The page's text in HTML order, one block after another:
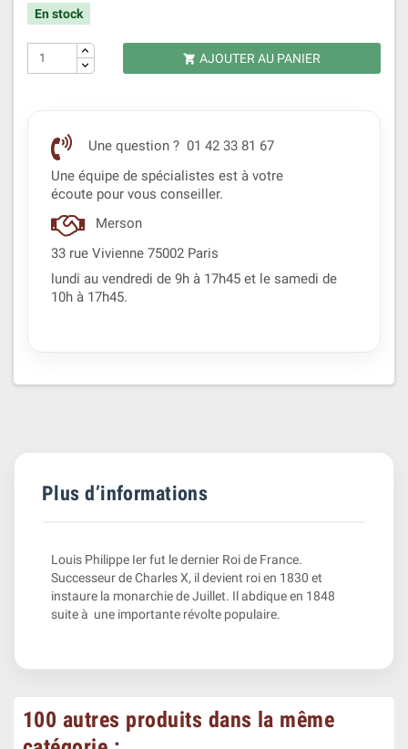
En stock
 AJOUTER AU PANIER
Une question ? 01 42 33 81 67
Une équipe de spécialistes est à votre
écoute pour vous conseiller.
Merson
33 rue Vivienne 75002 Paris
lundi au vendredi de 9h à 17h45 et le samedi de
10h à 17h45.
Plus d’informations
Louis Philippe Ier fut le dernier Roi de France.
Successeur de Charles X, il devient roi en 1830 et
instaure la monarchie de Juillet. Il abdique en 1848
suite à une importante révolte populaire.
100 autres produits dans la même